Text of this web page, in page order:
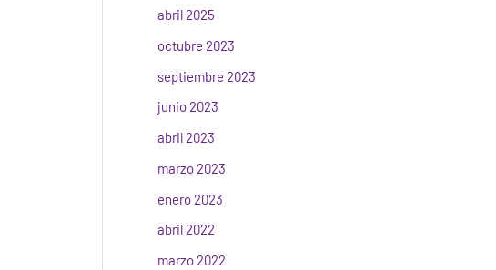
abril 2025
octubre 2023
septiembre 2023
junio 2023
abril 2023
marzo 2023
enero 2023
abril 2022
marzo 2022